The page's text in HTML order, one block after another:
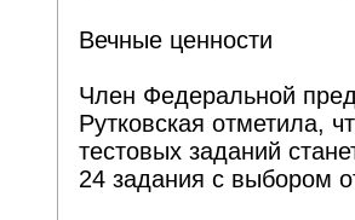
Вечные ценности
Член Федеральной
Рутковская отметила,
тестовых заданий
24 задания с выбором